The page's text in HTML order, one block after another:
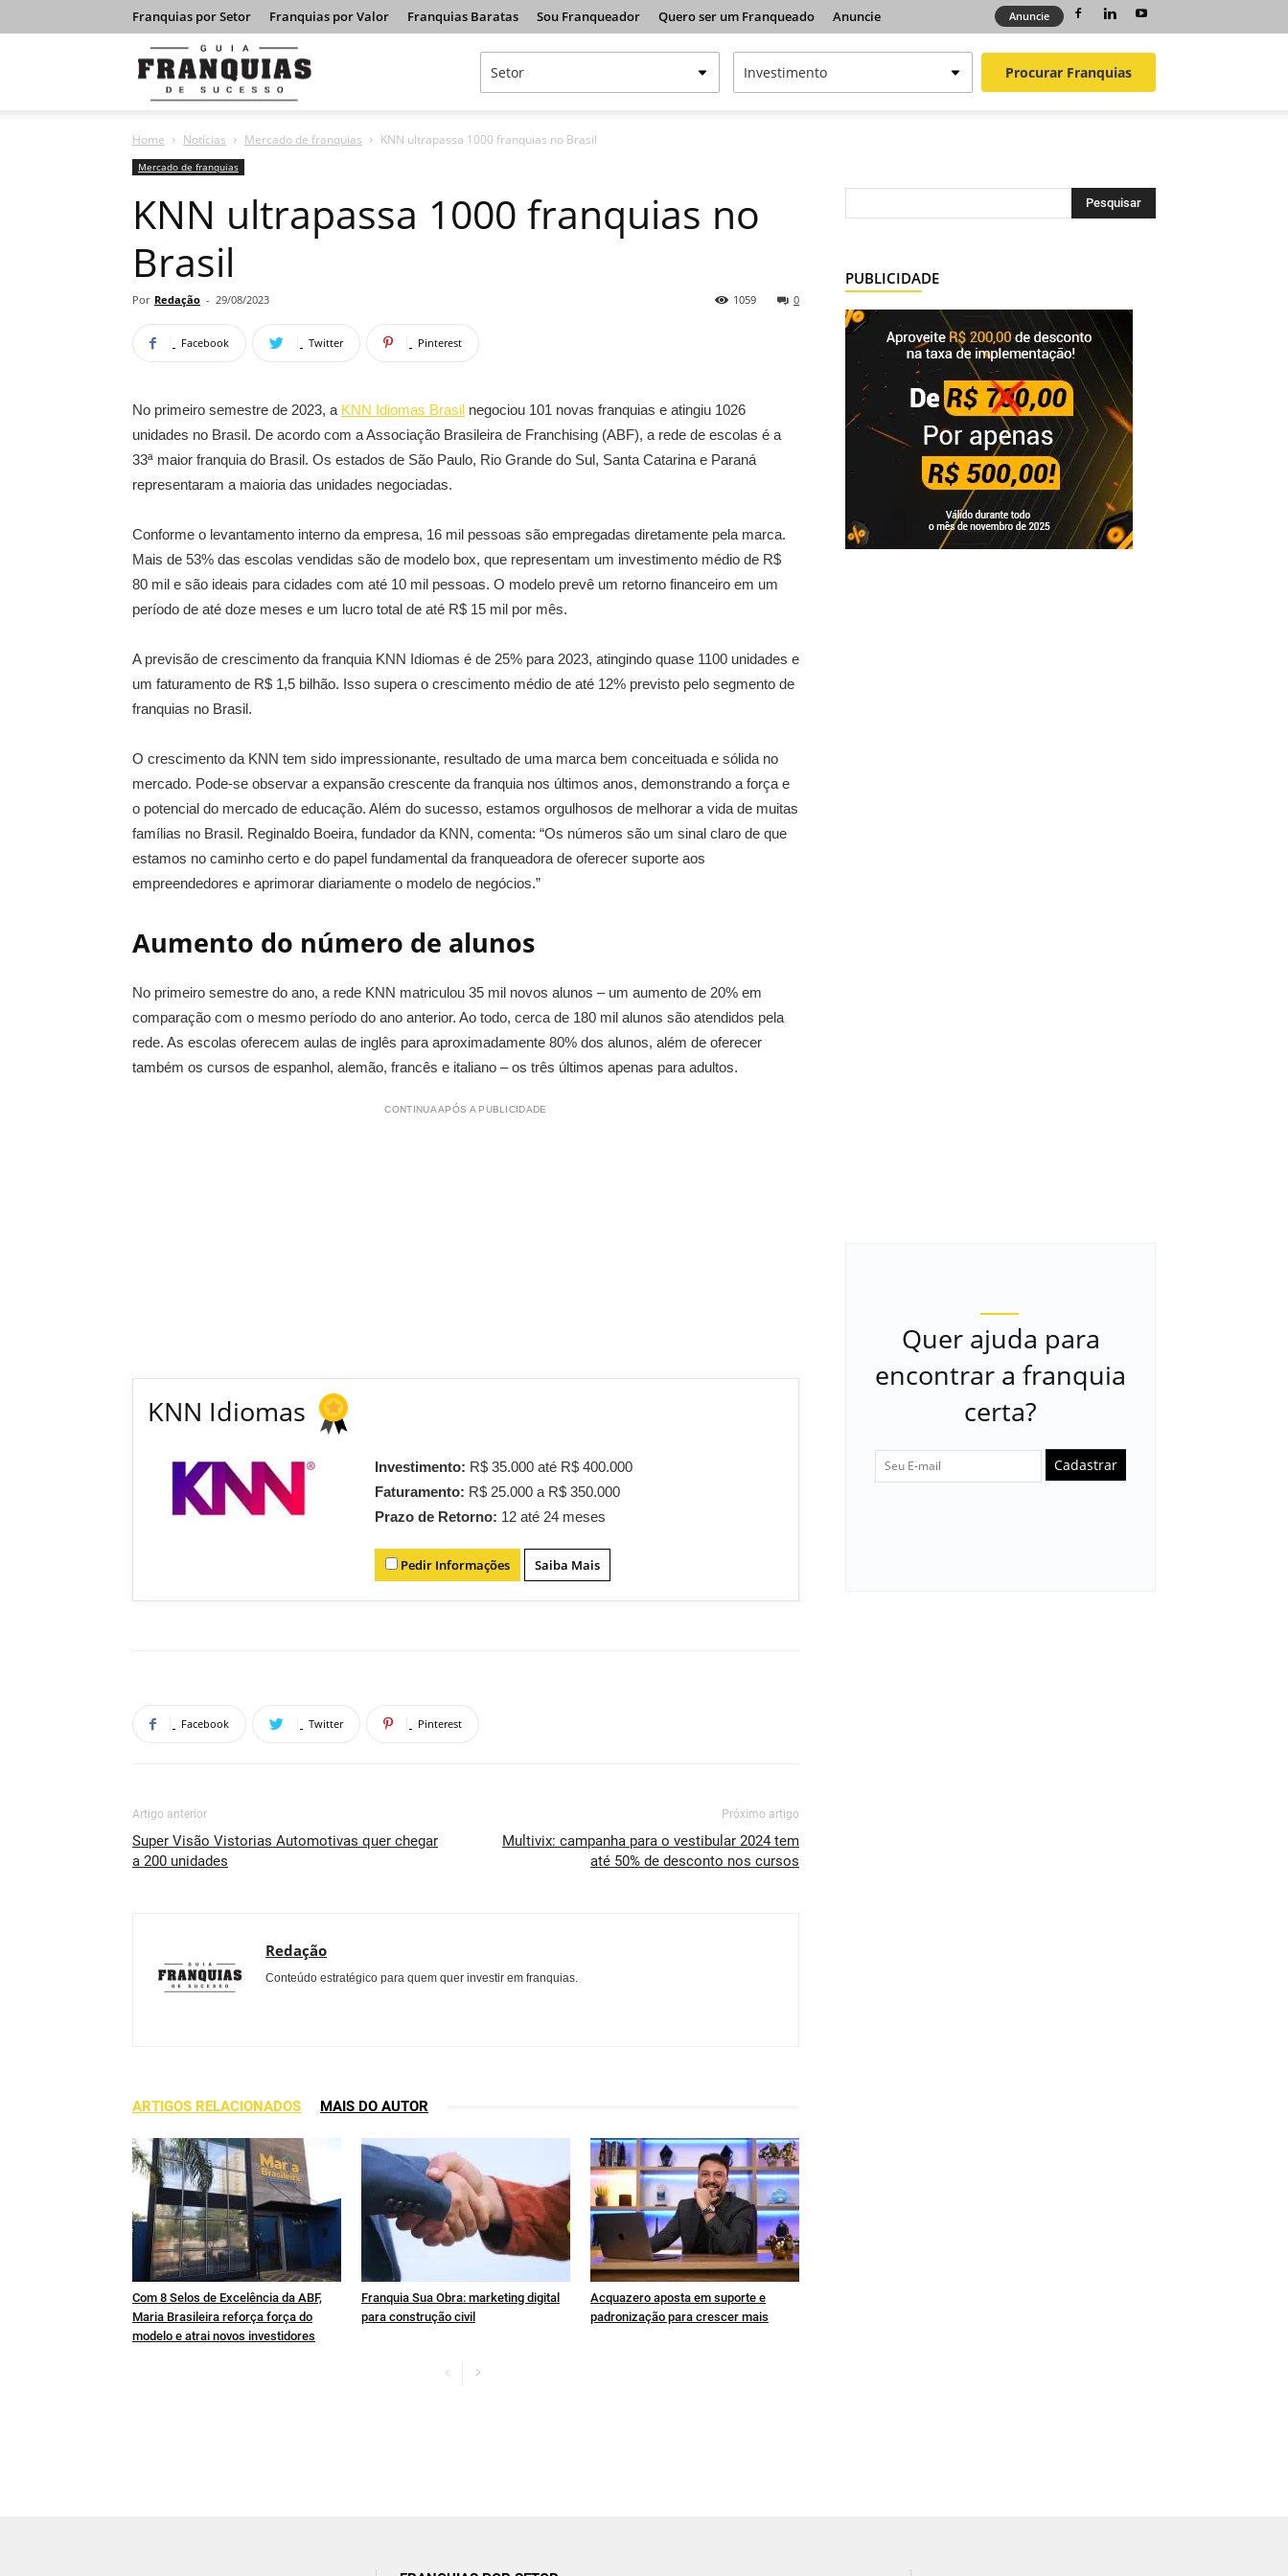
Franquias por Setor Franquias por Valor Franquias Baratas Sou Franqueador Quero ser um Franqueado Anuncie Anuncie
Franquias
de
Procurar Franquias
Home Notícias Mercado de franquias KNN ultrapassa 1000 franquias no Brasil
Mercado de franquias
KNN ultrapassa 1000 franquias no
Brasil
Por Redação - 29/08/2023 0
1059
Facebook Twitter Pinterest
No primeiro semestre de 2023, a KNN Idiomas Brasil negociou 101 novas franquias e atingiu 1026
unidades no Brasil. De acordo com a Associação Brasileira de Franchising (ABF), a rede de escolas é a
33ª maior franquia do Brasil. Os estados de São Paulo, Rio Grande do Sul, Santa Catarina e Paraná
representaram a maioria das unidades negociadas.
Conforme o levantamento interno da empresa, 16 mil pessoas são empregadas diretamente pela marca.
Mais de 53% das escolas vendidas são de modelo box, que representam um investimento médio de R$
80 mil e são ideais para cidades com até 10 mil pessoas. O modelo prevê um retorno financeiro em um
período de até doze meses e um lucro total de até R$ 15 mil por mês.
A previsão de crescimento da franquia KNN Idiomas é de 25% para 2023, atingindo quase 1100 unidades e
um faturamento de R$ 1,5 bilhão. Isso supera o crescimento médio de até 12% previsto pelo segmento de
franquias no Brasil.
O crescimento da KNN tem sido impressionante, resultado de uma marca bem conceituada e sólida no
mercado. Pode-se observar a expansão crescente da franquia nos últimos anos, demonstrando a força e
o potencial do mercado de educação. Além do sucesso, estamos orgulhosos de melhorar a vida de muitas
famílias no Brasil. Reginaldo Boeira, fundador da KNN, comenta: “Os números são um sinal claro de que
estamos no caminho certo e do papel fundamental da franqueadora de oferecer suporte aos
empreendedores e aprimorar diariamente o modelo de negócios.”
Aumento do número de alunos
No primeiro semestre do ano, a rede KNN matriculou 35 mil novos alunos – um aumento de 20% em
comparação com o mesmo período do ano anterior. Ao todo, cerca de 180 mil alunos são atendidos pela
rede. As escolas oferecem aulas de inglês para aproximadamente 80% dos alunos, além de oferecer
também os cursos de espanhol, alemão, francês e italiano – os três últimos apenas para adultos.
CONTINUA APÓS A PUBLICIDADE
KNN Idiomas
Investimento: R$ 35.000 até R$ 400.000
Faturamento: R$ 25.000 a R$ 350.000
Prazo de Retorno: 12 até 24 meses
Pedir Informações Saiba Mais
Facebook Twitter Pinterest
Artigo anterior
Super Visão Vistorias Automotivas quer chegar
a 200 unidades
Próximo artigo
Multivix: campanha para o vestibular 2024 tem
até 50% de desconto nos cursos
Redação
Conteúdo estratégico para quem quer investir em franquias.
ARTIGOS RELACIONADOS MAIS DO AUTOR
Com 8 Selos de Excelência da ABF,
Maria Brasileira reforça força do
modelo e atrai novos investidores
Franquia Sua Obra: marketing digital
para construção civil
Acquazero aposta em suporte e
padronização para crescer mais
PUBLICIDADE
Quer ajuda para
encontrar a franquia
certa?
Cadastrar